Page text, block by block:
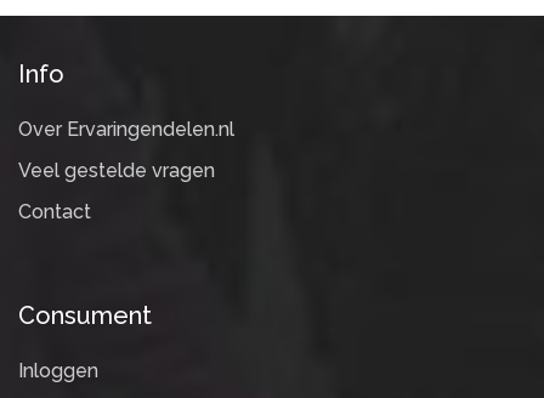
Info
Over Ervaringendelen.nl
Veel gestelde vragen
Contact
Consument
Inloggen